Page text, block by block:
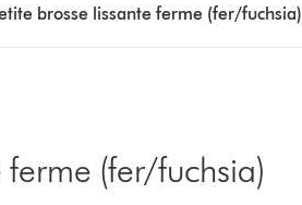
brosse lissante ferme (fer/fuchsia)
ferme (fer/fuchsia)